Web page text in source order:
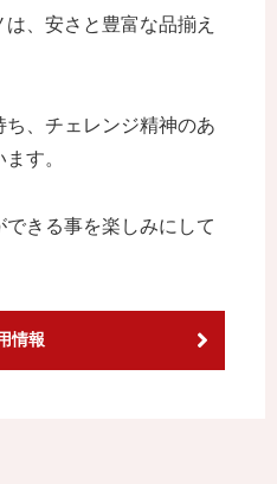
、安さと豊富な品揃え
、チェレンジ精神のあ
す。
きる事を楽しみにして
情報